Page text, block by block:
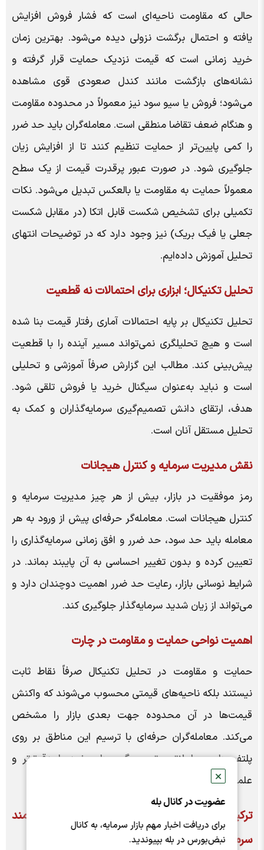
✕
عضویت در کانال بله
برای دریافت اخبار مهم بازار سرمایه، به کانال
نبض‌بورس در بله بپیوندید.
حالی که مقاومت ناحیه‌ای است که فشار فروش افزایش
یافته و احتمال برگشت نزولی دیده می‌شود. بهترین زمان
خرید زمانی است که قیمت نزدیک حمایت قرار گرفته و
نشانه‌های بازگشت مانند کندل صعودی قوی مشاهده
می‌شود؛ فروش یا سیو سود نیز معمولاً در محدوده مقاومت
و هنگام ضعف تقاضا منطقی است. معامله‌گران باید حد ضرر
را کمی پایین‌تر از حمایت تنظیم کنند تا از افزایش زیان
جلوگیری شود. در صورت عبور پرقدرت قیمت از یک سطح
معمولاً حمایت به مقاومت یا بالعکس تبدیل می‌شود. نکات
تکمیلی برای تشخیص شکست قابل اتکا (در مقابل شکست
جعلی یا فیک بریک) نیز وجود دارد که در توضیحات انتهای
تحلیل آموزش داده‌ایم.
تحلیل تکنیکال؛ ابزاری برای احتمالات نه قطعیت
تحلیل تکنیکال بر پایه احتمالات آماری رفتار قیمت بنا شده
است و هیچ تحلیلگری نمی‌تواند مسیر آینده را با قطعیت
پیش‌بینی کند. مطالب این گزارش صرفاً آموزشی و تحلیلی
است و نباید به‌عنوان سیگنال خرید یا فروش تلقی شود.
هدف، ارتقای دانش تصمیم‌گیری سرمایه‌گذاران و کمک به
تحلیل مستقل آنان است.
نقش مدیریت سرمایه و کنترل هیجانات
رمز موفقیت در بازار، بیش از هر چیز مدیریت سرمایه و
کنترل هیجانات است. معامله‌گر حرفه‌ای پیش از ورود به هر
معامله باید حد سود، حد ضرر و افق زمانی سرمایه‌گذاری را
تعیین کرده و بدون تغییر احساسی به آن پایبند بماند. در
شرایط نوسانی بازار، رعایت حد ضرر اهمیت دوچندان دارد و
می‌تواند از زیان شدید سرمایه‌گذار جلوگیری کند.
اهمیت نواحی حمایت و مقاومت در چارت
حمایت و مقاومت در تحلیل تکنیکال صرفاً نقاط ثابت
نیستند بلکه ناحیه‌های قیمتی محسوب می‌شوند که واکنش
قیمت‌ها در آن محدوده جهت بعدی بازار را مشخص
می‌کند. معامله‌گران حرفه‌ای با ترسیم این مناطق بر روی
پلتفرم‌های معاملاتی، تصمیم‌گیری‌های خود را دقیق‌تر و
علمی‌تر انجام می‌دهند.
ترکیب تحلیل تکنیکال و بنیادی؛ مسیر هوشمند
سرمایه‌گذاری